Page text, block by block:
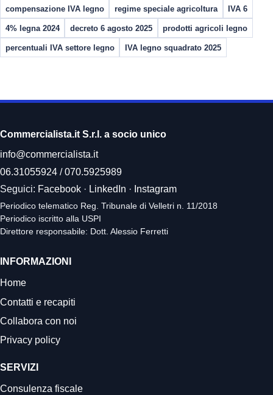
compensazione IVA legno regime speciale agricoltura IVA 6
4% legna 2024 decreto 6 agosto 2025 prodotti agricoli legno
percentuali IVA settore legno IVA legno squadrato 2025
Commercialista.it S.r.l. a socio unico
info@commercialista.it
06.31055924 /070.5925989
Seguici: Facebook · LinkedIn · Instagram
Periodico telematico Reg. Tribunale di Velletri n. 11/2018
Periodico iscritto alla USPI
Direttore responsabile: Dott. Alessio Ferretti
INFORMAZIONI
Home
Contatti e recapiti
Collabora con noi
Privacy policy
SERVIZI
Consulenza fiscale